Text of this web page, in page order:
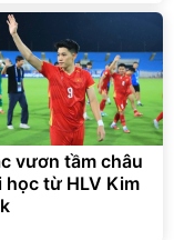
vươn tầm châu
học từ HLV Kim